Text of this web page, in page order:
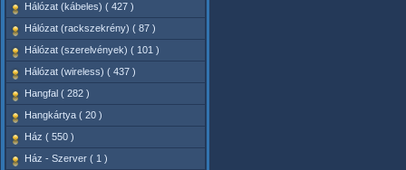
Hálózat (kábeles) ( 427 )
Hálózat (rackszekrény) ( 87 )
Hálózat (szerelvények) ( 101 )
Hálózat (wireless) ( 437 )
Hangfal ( 282 )
Hangkártya ( 20 )
Ház ( 550 )
Ház - Szerver ( 1 )